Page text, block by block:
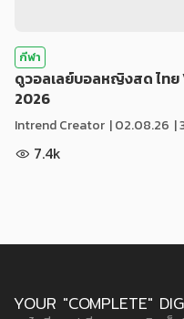
กีฬา
ดูวอลเลย์บอลหญิงสด ไทย
2026
Intrend Creator |02.08.26 |
7.4k
YOUR "COMPLETE"